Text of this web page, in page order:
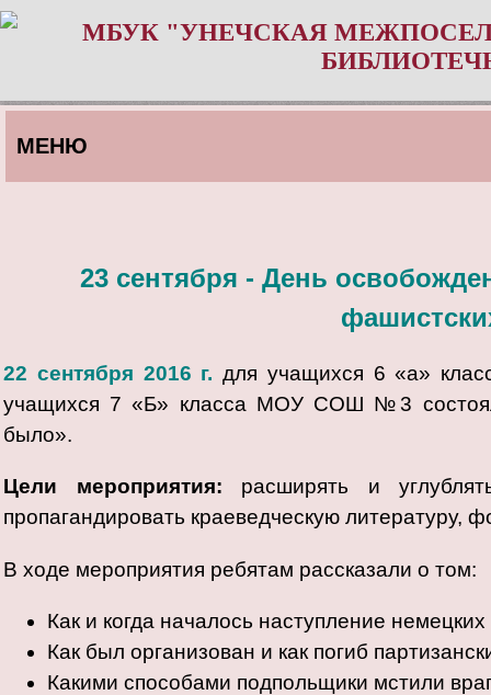
МБУК "УНЕЧСКАЯ
МЕНЮ
23 сентября - День
22 сентября 2016 г. для учащихся 6 «а»
учащихся 7 «Б» класса МОУ СОШ №3
было».
Цели мероприятия: расширять и
пропагандировать краеведческую литературу,
В ходе мероприятия ребятам рассказали о том:
Как и когда началось наступление немецких
Как был организован и как погиб
Какими способами подпольщики мстили